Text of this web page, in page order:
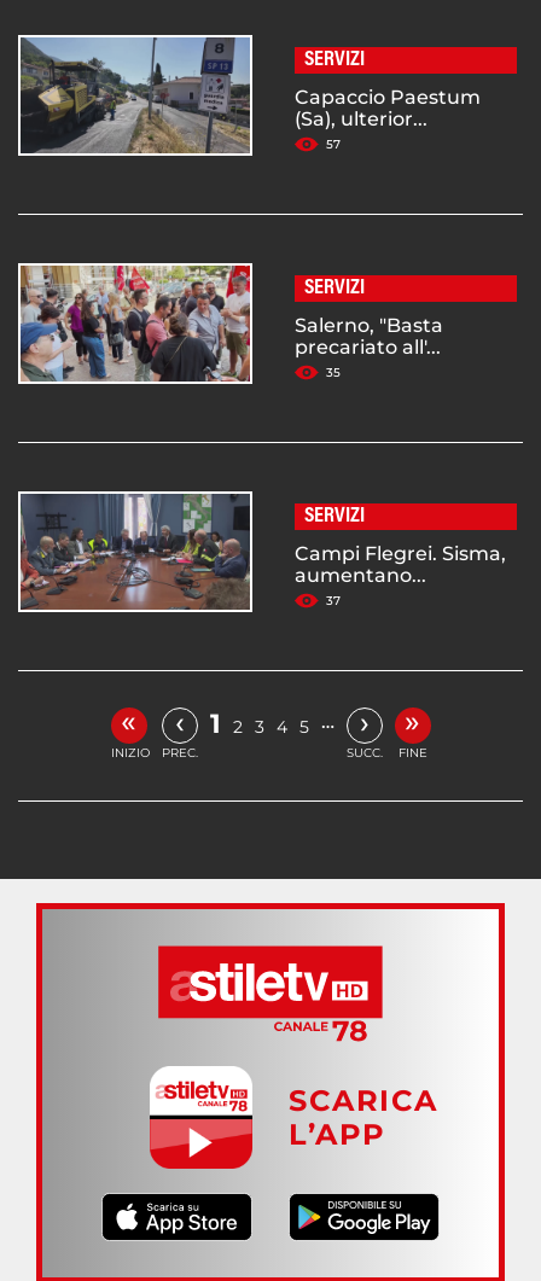
SERVIZI
Capaccio Paestum
(Sa), ulterior...
57
SERVIZI
Salerno, "Basta
precariato all'...
35
SERVIZI
Campi Flegrei. Sisma,
aumentano...
37
«
INIZIO
‹
PREC.
1 2 3 4 5 … ›
SUCC.
»
FINE
SCARICA
L’APP